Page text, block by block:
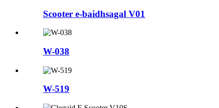
Scooter e-baidhsagal V01
W-038
W-519